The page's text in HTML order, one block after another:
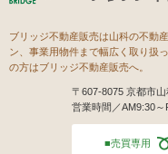
ブリッジ不動産販売は山科の不動
ン、事業用物件まで幅広く取り扱
の方はブリッジ不動産販売へ。
〒607-8075 京都市
営業時間／AM9:30
売買専用